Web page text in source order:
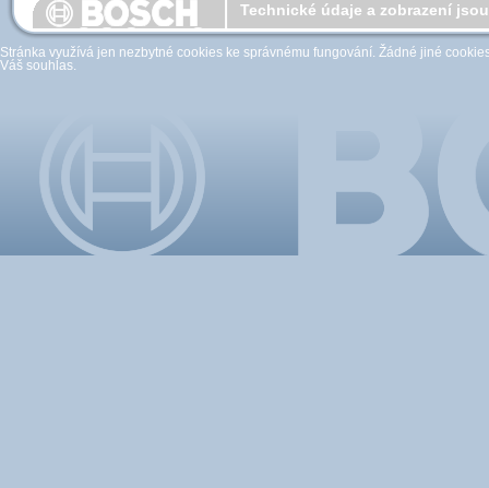
Technické údaje a zobrazení
Stránka využívá jen nezbytné cookies ke správnému fungování. Žádné jiné
Váš souhlas.